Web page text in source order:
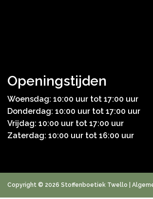
Openingstijden
Woensdag: 10:00 uur tot 17:00 uur
Donderdag: 10:00 uur tot 17:00 uur
Vrijdag: 10:00 uur tot 17:00 uur
Zaterdag: 10:00 uur tot 16:00 uur
Copyright © 2026 Stoffenboetiek Twello |